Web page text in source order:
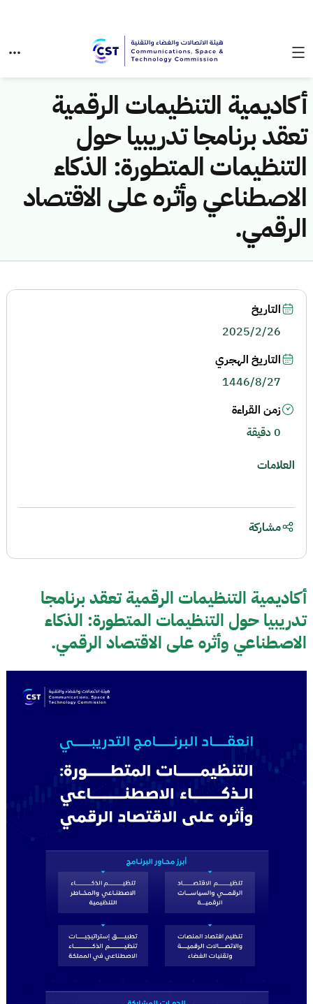
أكاديمية التنظيمات الرقمية
تعقد برنامجا تدريبيا حول
التنظيمات المتطورة: الذكاء
الاصطناعي وأثره على الاقتصاد
الرقمي.
أكاديمية التنظيمات الرقمية تعقد برنامجا
تدريبيا حول التنظيمات المتطورة: الذكاء
الاصطناعي وأثره على الاقتصاد الرقمي.
التاريخ
2025/2/26
التاريخ الهجري
1446/8/27
زمن القراءة
0 دقيقة
العلامات
مشاركة